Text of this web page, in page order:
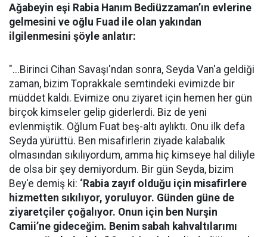
Ağabeyin eşi Rabia Hanım Bediüzzaman’ın evlerine
gelmesini ve oğlu Fuad ile olan yakından
ilgilenmesini şöyle anlatır:
"...Birinci Cihan Savaşı'ndan sonra, Seyda Van'a geldiği
zaman, bizim Toprakkale semtindeki evimizde bir
müddet kaldı. Evimize onu ziyaret için hemen her gün
birçok kimseler gelip giderlerdi. Biz de yeni
evlenmiştik. Oğlum Fuat beş-altı aylıktı. Onu ilk defa
Seyda yürüttü. Ben misafirlerin ziyade kalabalık
olmasından sıkılıyordum, amma hiç kimseye hal diliyle
de olsa bir şey demiyordum. Bir gün Seyda, bizim
Bey'e demiş ki: ‘Rabia zayıf olduğu için misafirlere
hizmetten sıkılıyor, yoruluyor. Günden güne de
ziyaretçiler çoğalıyor. Onun için ben Nurşin
Camii’ne gideceğim. Benim sabah kahvaltılarımı